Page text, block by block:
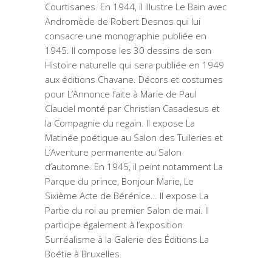
Courtisanes. En 1944, il illustre Le Bain avec
Andromède de Robert Desnos qui lui
consacre une monographie publiée en
1945. Il compose les 30 dessins de son
Histoire naturelle qui sera publiée en 1949
aux éditions Chavane. Décors et costumes
pour L’Annonce faite à Marie de Paul
Claudel monté par Christian Casadesus et
la Compagnie du regain. Il expose La
Matinée poétique au Salon des Tuileries et
L’Aventure permanente au Salon
d’automne. En 1945, il peint notamment La
Parque du prince, Bonjour Marie, Le
Sixième Acte de Bérénice… Il expose La
Partie du roi au premier Salon de mai. Il
participe également à l’exposition
Surréalisme à la Galerie des Éditions La
Boétie à Bruxelles.